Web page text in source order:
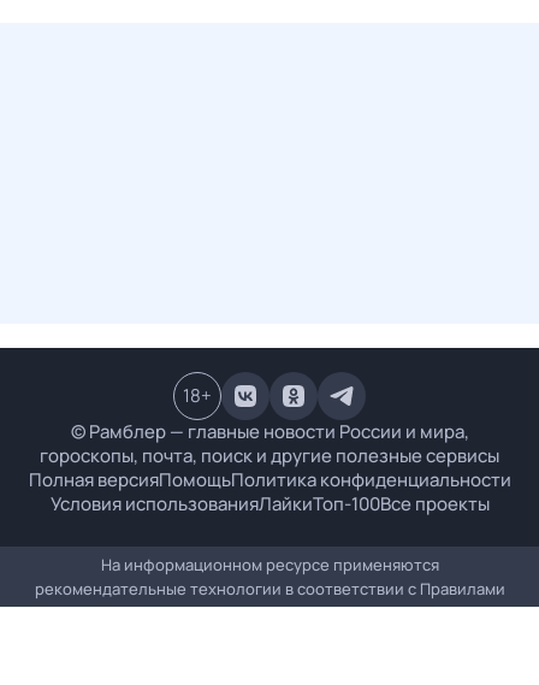
© Рамблер — главные новости России и мира,
гороскопы, почта, поиск и другие полезные сервисы
Полная версияПомощьПолитика конфиденциальности
Условия использованияЛайкиТоп-100Все проекты
18+
На информационном ресурсе применяются
рекомендательные технологии в соответствии с Правилами